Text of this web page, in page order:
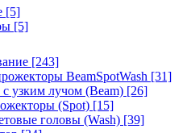
[5]
[5]
[243]
BeamSpotWash [31]
узким лучом (Beam) [26]
(Spot) [15]
головы (Wash) [39]